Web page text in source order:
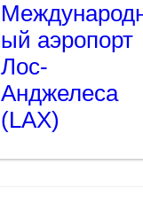
ый аэропорт
Лос-
Анджелеса
(LAX)